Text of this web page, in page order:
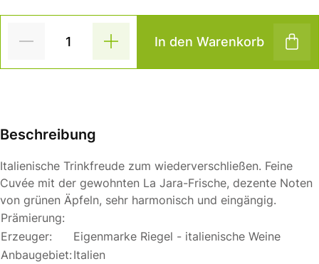
In den Warenkorb
Beschreibung
Italienische Trinkfreude zum wiederverschließen. Feine
Cuvée mit der gewohnten La Jara-Frische, dezente Noten
von grünen Äpfeln, sehr harmonisch und eingängig.
Prämierung:
Erzeuger:
Eigenmarke Riegel - italienische Weine
Anbaugebiet:Italien